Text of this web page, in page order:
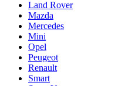
Land Rover
Mazda
Mercedes
Mini
Opel
Peugeot
Renault
Smart